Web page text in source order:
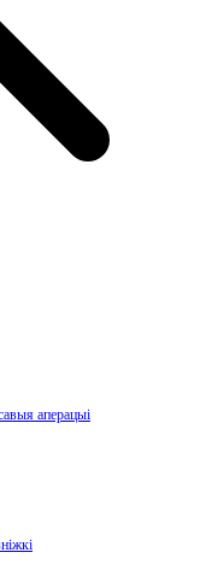
аперацыі